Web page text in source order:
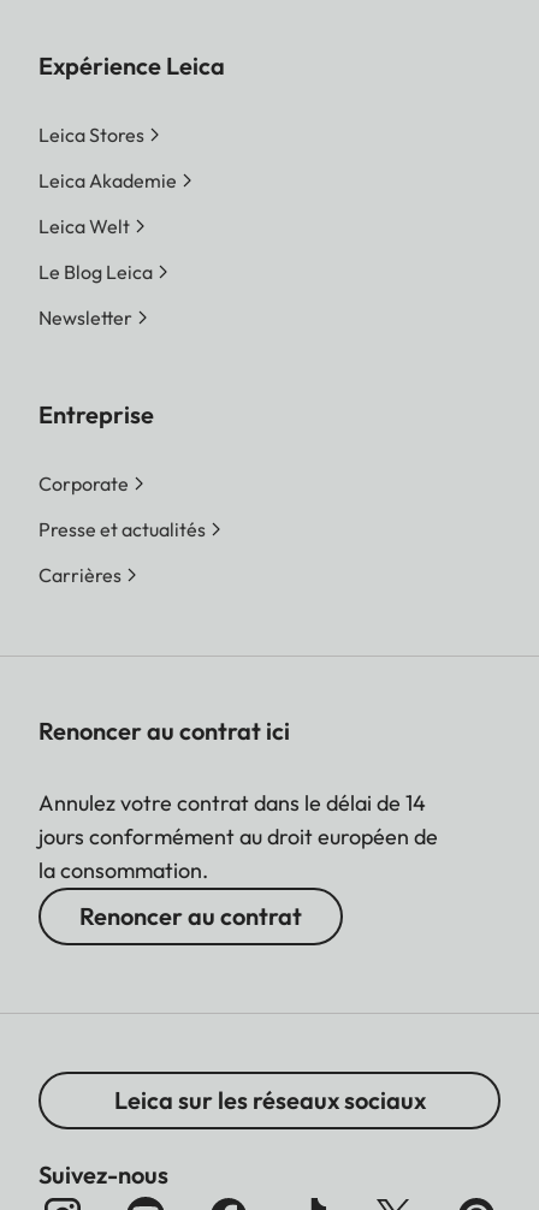
Expérience Leica
Leica Stores
Leica Akademie
Leica Welt
Le Blog Leica
Newsletter
Entreprise
Corporate
Presse et actualités
Carrières
Renoncer au contrat ici
Annulez votre contrat dans le délai de 14
jours conformément au droit européen de
la consommation.
Renoncer au contrat
Leica sur les réseaux sociaux
Suivez-nous